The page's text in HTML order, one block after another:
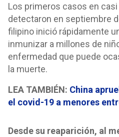
Los primeros casos en
detectaron en septiembre
filipino inició rápidamente
inmunizar a millones de
enfermedad que puede
la muerte.
LEA TAMBIÉN: China
el covid-19 a menores
Desde su reaparición, al